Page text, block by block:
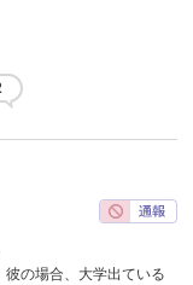
の場合、大学出ている